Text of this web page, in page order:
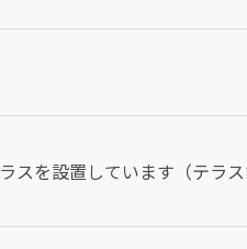
を設置しています（テラ